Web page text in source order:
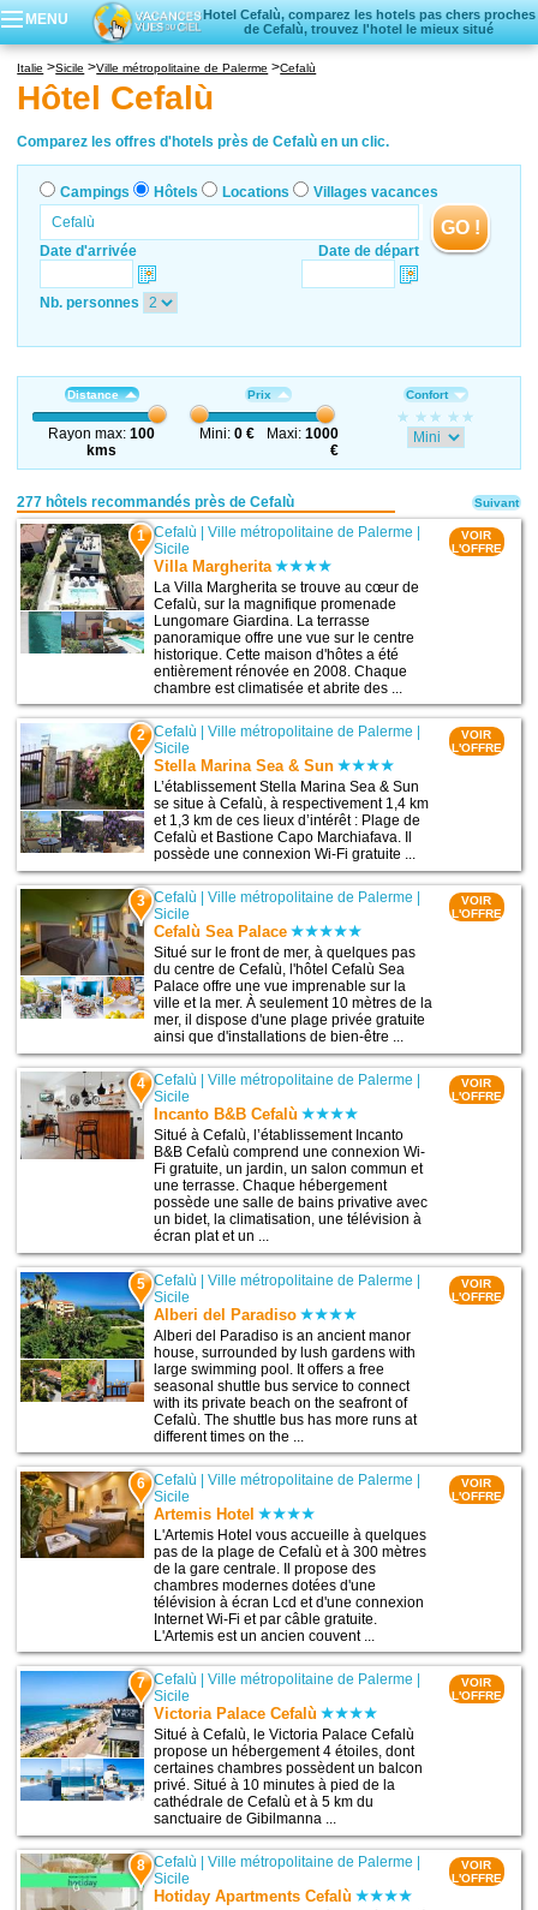
MENU
Hotel Cefalù, comparez les hotels pas chers proches
de Cefalù, trouvez l'hotel le mieux situé
Locations vacances
Villages vacances
Italie Sicile Ville métropolitaine de Palerme Cefalù
Hôtel Cefalù
Comparez les offres d'hotels près de Cefalù en un clic.
Campings Hôtels Locations Villages vacances
Date d'arrivée Date de départ
GO !
Nb. personnes
Distance
Rayon max:100
kms
Prix
Mini: 0 € Maxi:1000
€
Confort
277 hôtels recommandés près de Cefalù
1 Cefalù |Ville métropolitaine de Palerme |
Sicile
Villa Margherita
La Villa Margherita se trouve au cœur de
Cefalù, sur la magnifique promenade
Lungomare Giardina. La terrasse
panoramique offre une vue sur le centre
historique. Cette maison d'hôtes a été
entièrement rénovée en 2008. Chaque
chambre est climatisée et abrite des ...
VOIR
L'OFFRE
2 Cefalù |Ville métropolitaine de Palerme
Sicile
Stella Marina Sea & Sun
L’établissement Stella Marina Sea & Sun
se situe à Cefalù, à respectivement 1,4 km
et 1,3 km de ces lieux d’intérêt : Plage de
Cefalù et Bastione Capo Marchiafava. Il
possède une connexion Wi-Fi gratuite ...
VOIR
L'OFFRE
3 Cefalù |Ville métropolitaine de Palerme
Sicile
Cefalù Sea Palace
Situé sur le front de mer, à quelques pas
du centre de Cefalù, l'hôtel Cefalù Sea
Palace offre une vue imprenable sur la
ville et la mer. À seulement 10 mètres de la
mer, il dispose d'une plage privée gratuite
ainsi que d'installations de bien-être ...
VOIR
L'OFFRE
4 Cefalù |Ville métropolitaine de Palerme
Sicile
Incanto B&B Cefalù
Situé à Cefalù, l’établissement Incanto
B&B Cefalù comprend une connexion Wi-
Fi gratuite, un jardin, un salon commun et
une terrasse. Chaque hébergement
possède une salle de bains privative avec
un bidet, la climatisation, une télévision à
écran plat et un ...
VOIR
L'OFFRE
5 Cefalù |Ville métropolitaine de Palerme |
Sicile
Alberi del Paradiso
Alberi del Paradiso is an ancient manor
house, surrounded by lush gardens with
large swimming pool. It offers a free
seasonal shuttle bus service to connect
with its private beach on the seafront of
Cefalù. The shuttle bus has more runs at
different times on the ...
VOIR
L'OFFRE
6 Cefalù |Ville métropolitaine de Palerme |
Sicile
Artemis Hotel
L'Artemis Hotel vous accueille à quelques
pas de la plage de Cefalù et à 300 mètres
de la gare centrale. Il propose des
chambres modernes dotées d'une
télévision à écran Lcd et d'une connexion
Internet Wi-Fi et par câble gratuite.
L'Artemis est un ancien couvent ...
VOIR
L'OFFRE
7 Cefalù |Ville métropolitaine de Palerme
Sicile
Victoria Palace Cefalù
Situé à Cefalù, le Victoria Palace Cefalù
propose un hébergement 4 étoiles, dont
certaines chambres possèdent un balcon
privé. Situé à 10 minutes à pied de la
cathédrale de Cefalù et à 5 km du
sanctuaire de Gibilmanna ...
VOIR
L'OFFRE
8 Cefalù |Ville métropolitaine de Palerme
Sicile
Hotiday Apartments Cefalù
VOIR
L'OFFRE
Suivant